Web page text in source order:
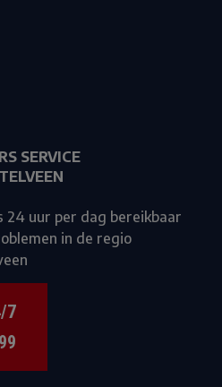
SERVICE
24 uur per dag bereikbaar
in de regio
7